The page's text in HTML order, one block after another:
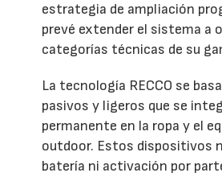
estrategia de ampliación
prevé extender el sistema a
categorías técnicas de su
La tecnología RECCO se
pasivos y ligeros que se
permanente en la ropa y el
outdoor. Estos dispositivos
batería ni activación por